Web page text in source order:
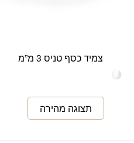
צמיד כסף טניס 3 מ”מ